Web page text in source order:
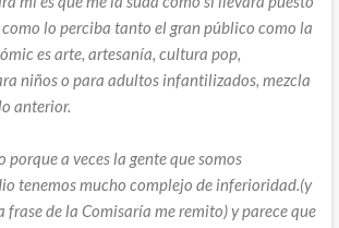
lo perciba tanto el gran público como la
es arte, artesanía, cultura pop,
niños o para adultos infantilizados, mezcla
anterior.
porque a veces la gente que somos
tenemos mucho complejo de inferioridad.(y
frase de la Comisaría me remito) y parece que